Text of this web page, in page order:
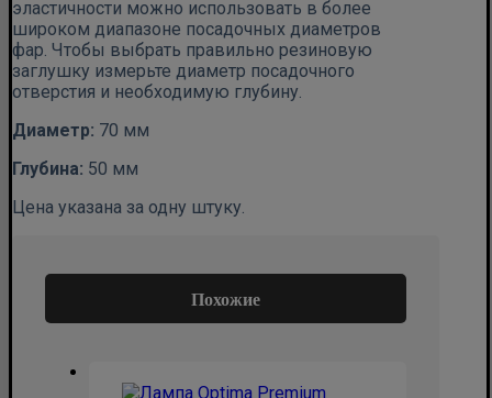
эластичности можно использовать в более
широком диапазоне посадочных диаметров
фар. Чтобы выбрать правильно резиновую
заглушку измерьте диаметр посадочного
отверстия и необходимую глубину.
Диаметр: 70 мм
Глубина: 50 мм
Цена указана за одну штуку.
Похожие